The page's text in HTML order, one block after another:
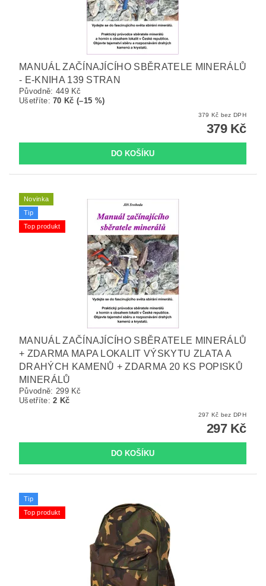
MANUÁL ZAČÍNAJÍCÍHO SBĚRATELE MINERÁLŮ
- E-KNIHA 139 STRAN
Původně: 449 Kč
Ušetříte:70 Kč (–15 %)
379 Kč bez DPH
379 Kč
Novinka
Tip
Top produkt
MANUÁL ZAČÍNAJÍCÍHO SBĚRATELE MINERÁLŮ
+ ZDARMA MAPA LOKALIT VÝSKYTU ZLATA A
DRAHÝCH KAMENŮ + ZDARMA 20 KS POPISKŮ
MINERÁLŮ
Původně: 299 Kč
Ušetříte:2 Kč
297 Kč bez DPH
297 Kč
Tip
Top produkt